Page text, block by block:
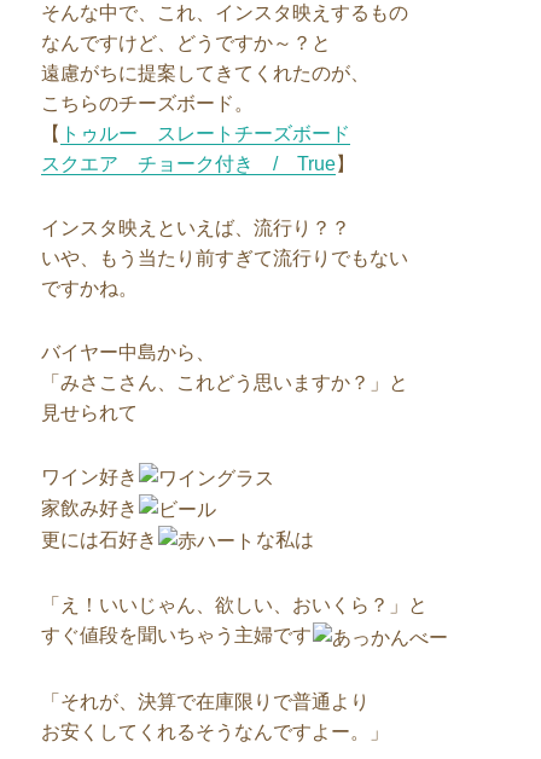
そんな中で、これ、インスタ映えするもの
なんですけど、どうですか～？と
遠慮がちに提案してきてくれたのが、
こちらのチーズボード。
【 トゥルー スレートチーズボード
スクエア チョーク付き / True】
インスタ映えといえば、流行り？？
いや、もう当たり前すぎて流行りでもない
ですかね。
バイヤー中島から、
「みさこさん、これどう思いますか？」と
見せられて
ワイン好き
家飲み好き
更には石好き
な私は
「え！いいじゃん、欲しい、おいくら？」と
すぐ値段を聞いちゃう主婦です
「それが、決算で在庫限りで普通より
お安くしてくれるそうなんですよー。」